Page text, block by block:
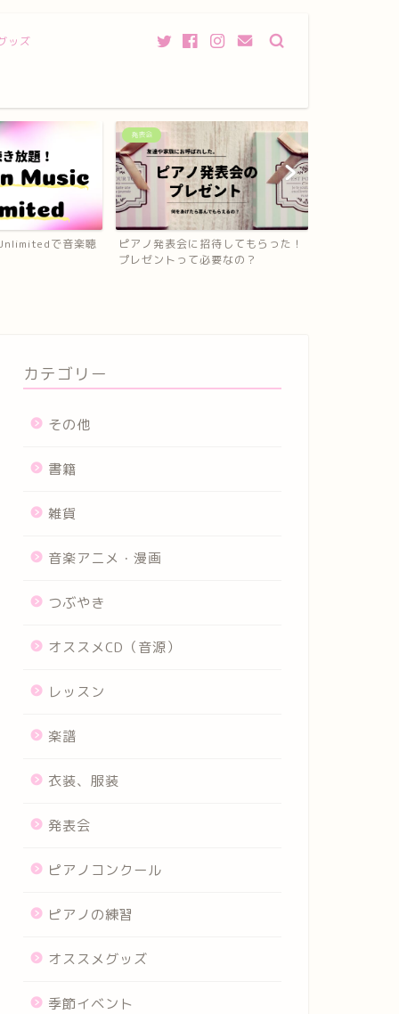
ッズ
待してもらった！
なの？
衣装、服装
ピアノ専用の靴【リトルピアニス
ト】はペダルが踏みやすく足...
カテゴリー
その他
書籍
雑貨
音楽アニメ・漫画
つぶやき
オススメCD（音源）
レッスン
楽譜
衣装、服装
発表会
ピアノコンクール
ピアノの練習
オススメグッズ
季節イベント